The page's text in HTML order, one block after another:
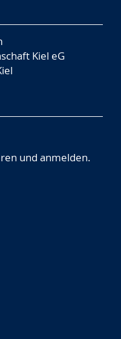
Kiel eG
und anmelden.